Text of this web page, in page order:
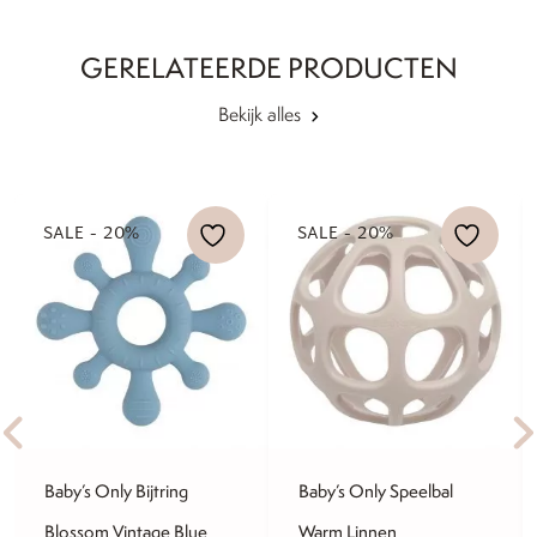
GERELATEERDE PRODUCTEN
Bekijk alles
SALE - 20%
Baby’s Only Bijtring
SALE - 20%
Baby’s Only Speelbal